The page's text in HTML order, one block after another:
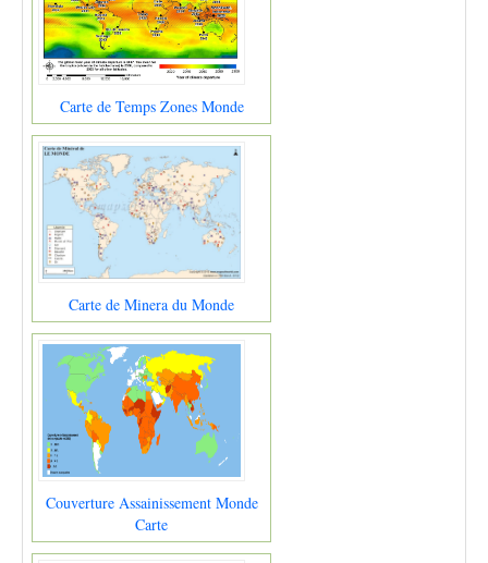
Carte de Temps Zones Monde
Carte de Minera du Monde
Couverture Assainissement Monde
Carte